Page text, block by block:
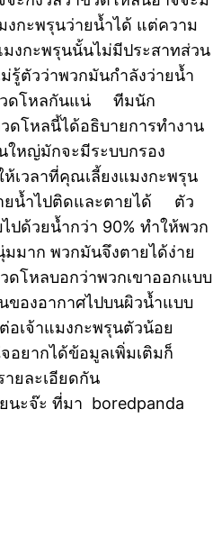
กะพรุนว่ายน้ำได้ แต่ความ
มงกะพรุนนั้นไม่มีประสาทส่วน
รู้ตัวว่าพวกมันกำลังว่ายน้ำ
วดโหลกันแน่ ทีมนัก
ดโหลนี้ได้อธิบายการทำงาน
ใหญ่มักจะมีระบบกรอง
เวลาที่คุณเลี้ยงแมงกะพรุน
ยน้ำไปติดและตายได้ ตัว
ปด้วยน้ำกว่า 90% ทำให้พวก
มาก พวกมันจึงตายได้ง่าย
โหลบอกว่าพวกเขาออกแบบ
ของอากาศไปบนผิวน้ำแบบ
อเจ้าแมงกะพรุนตัวน้อย
ยากได้ข้อมูลเพิ่มเติมก็
ายละเอียดกัน
นะจ๊ะ ที่มา boredpanda